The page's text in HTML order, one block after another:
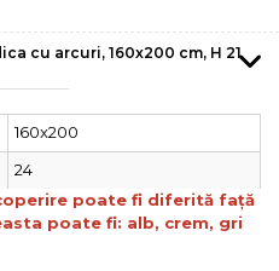
cu arcuri, 160x200 cm, H 21
160x200
24
poate fi diferită față
poate fi: alb, crem, gri